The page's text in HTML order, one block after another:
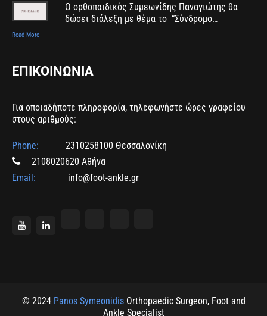
Ο ορθοπαιδικός Συμεωνίδης Παναγιώτης θα
δώσει διάλεξη με θέμα το “Σύνδρομο…
Read More
ΕΠΙΚΟΙΝΩΝΙΑ
Για οποιαδήποτε πληροφορία, τηλεφωνήστε ώρες γραφείου
στους αριθμούς:
Phone:
2310258100 Θεσσαλονίκη
2108020620 Αθήνα
Email:
info@foot-ankle.gr
© 2024 Panos SymeonidisOrthopaedic Surgeon, Foot and
Ankle Specialist